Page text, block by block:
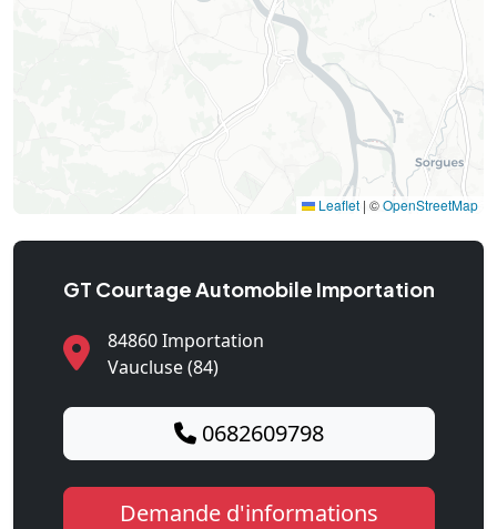
Leaflet | ©OpenStreetMap
GT Courtage Automobile Importation
84860 Importation
Vaucluse (84)
0682609798
Demande d'informations